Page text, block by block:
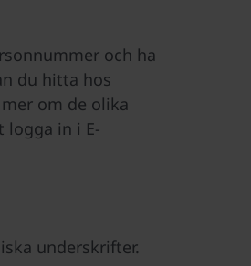
och ha
du hitta hos
om de olika
logga in i E-
underskrifter.